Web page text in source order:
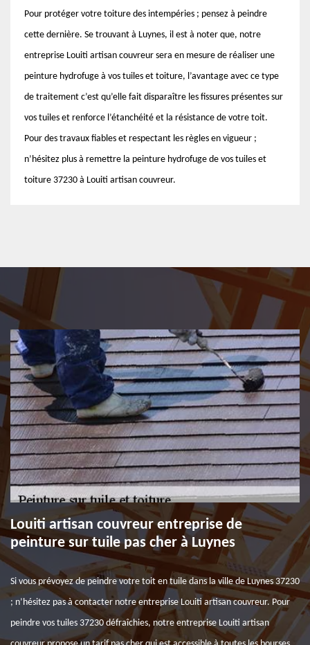
Pour protéger votre toiture des intempéries ; pensez à peindre
cette dernière. Se trouvant à Luynes, il est à noter que, notre
entreprise Louiti artisan couvreur sera en mesure de réaliser une
peinture hydrofuge à vos tuiles et toiture, l’avantage avec ce type
de traitement c’est qu’elle fait disparaître les fissures présentes sur
vos tuiles et renforce l’étanchéité et la résistance de votre toit.
Pour des travaux fiables et respectant les règles en vigueur ;
n’hésitez plus à remettre la peinture hydrofuge de vos tuiles et
toiture 37230 à Louiti artisan couvreur.
Louiti artisan couvreur entreprise de
peinture sur tuile pas cher à Luynes
Si vous prévoyez de peindre votre toit en tuile dans la ville de Luynes 37230
; n’hésitez pas à contacter notre entreprise Louiti artisan couvreur. Pour
peindre vos tuiles 37230 défraîchies, notre entreprise Louiti artisan